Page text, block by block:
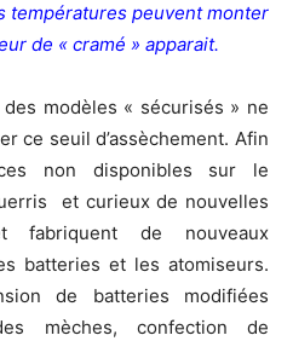
températures peuvent monter
de « cramé » apparait.
modèles « sécurisés » ne
ce seuil d’assèchement. Afin
non disponibles sur le
et curieux de nouvelles
fabriquent de nouveaux
batteries et les atomiseurs.
de batteries modifiées
mèches, confection de